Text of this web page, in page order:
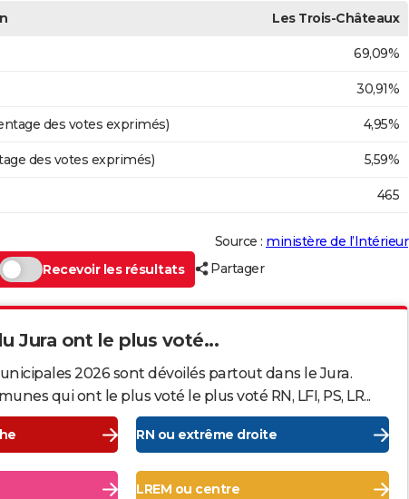
Les Trois-Châteaux
69,09%
30,91%
des votes exprimés) 4,95%
des votes exprimés) 5,59%
465
Source : ministère de l’Intérieur
Recevoir les résultats
Partager
Jura ont le plus voté...
2026 sont dévoilés partout dans le Jura.
qui ont le plus voté le plus voté RN, LFI, PS, LR...
RN ou extrême droite
LREM ou centre